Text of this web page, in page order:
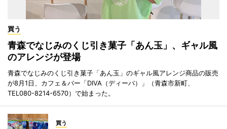
買う
青森でなじみのくじ引き菓子「あん玉」、ギャル風
のアレンジが登場
青森でなじみのくじ引き菓子「あん玉」のギャル風アレンジ商品の販売
が8月1日、カフェ＆バー「DIVA（ディーバ）」（青森市新町、
TEL080-8214-6570）で始まった。
買う